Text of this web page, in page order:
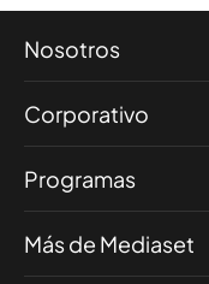
Nosotros
Corporativo
Programas
Más de Mediaset